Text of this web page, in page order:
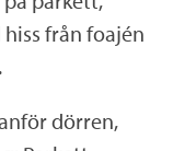
från foajén
dörren,